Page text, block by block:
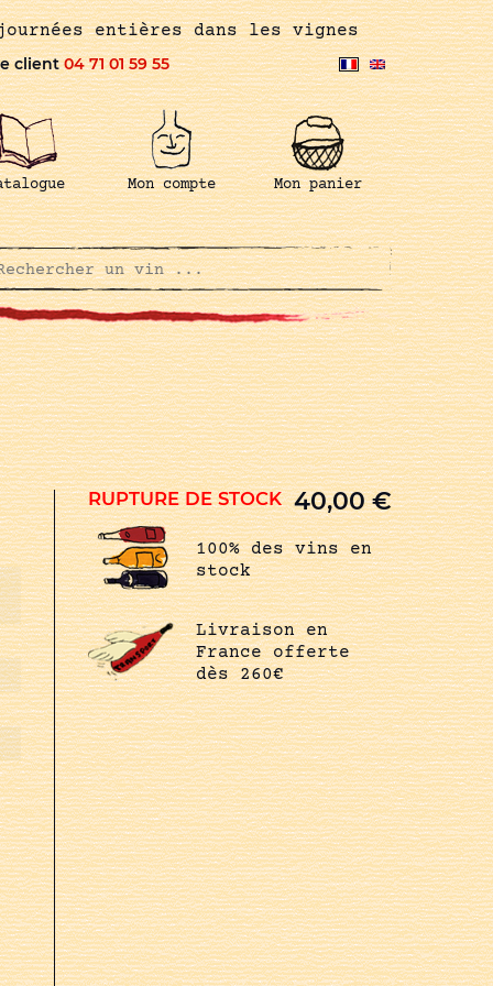
entières dans les vignes
client04 71 01 59 55
Mon compte Mon panier
RUPTURE DE STOCK 40,00€
100% des vins en
stock
Livraison en
France offerte
dès 260€